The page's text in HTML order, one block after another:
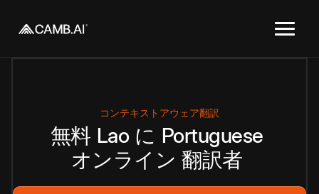
コンテキストアウェア翻訳
無料 Lao に Portuguese
オンライン 翻訳者